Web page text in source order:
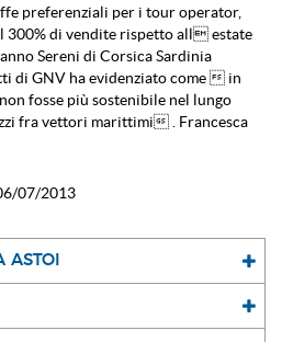
preferenziali per i tour operator,
300% di vendite rispetto all estate
Sereni di Corsica Sardinia
di GNV ha evidenziato come  in
fosse più sostenibile nel lungo
fra vettori marittimi . Francesca
07/2013
ASTOI